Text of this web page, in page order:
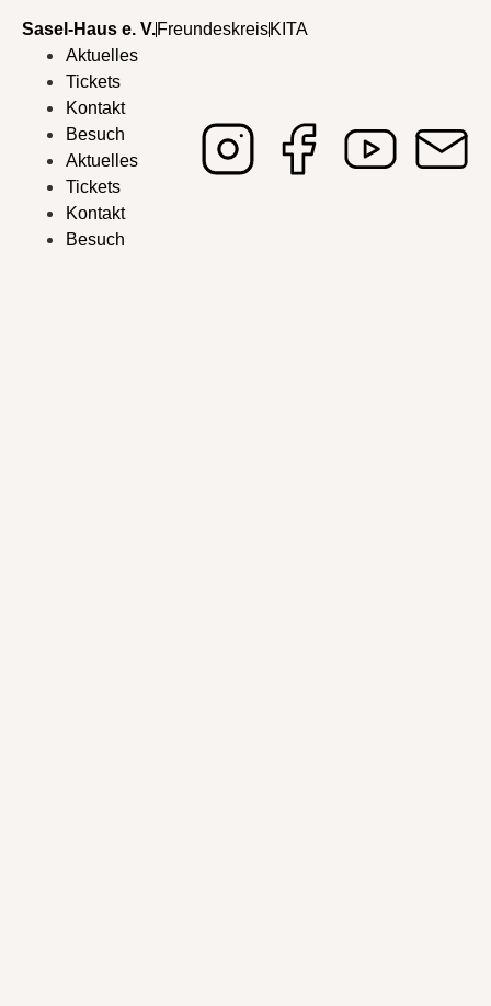
Sasel-Haus e. V.FreundeskreisKITA
Aktuelles
Tickets
Kontakt
Besuch
Aktuelles
Tickets
Kontakt
Besuch